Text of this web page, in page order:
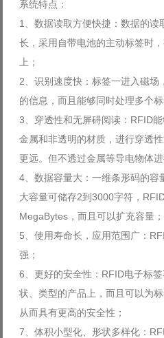
系统特点：
1、数据读取方便快捷：数据的读
长，采用自带电池的主动标签时
上；
2、识别速度快：标签一进入磁场
的信息，而且能够同时处理多个
3、穿透性和无屏碍阅读：RFID
金属和非透明的材质，进行穿透
更远。但不透过金属等导电物体进
4、数据容量大：一维条形码的容
大容量可储存2到3000字符，
MegaBytes，而且可以扩充容量；
5、使用寿命长，应用范围广：
强；
6、更好的安全性：RFID电子标
状、类型的产品上，而且可以为
从而具有更高的安全性；
7、体积小型化、形状多样化：